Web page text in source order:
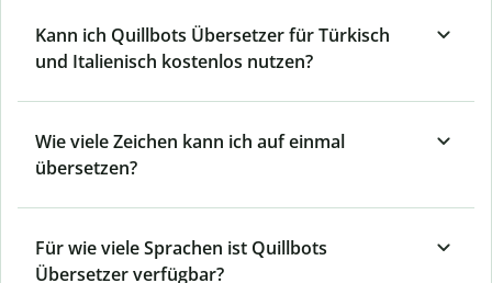
Kann ich Quillbots Übersetzer für Türkisch
und Italienisch kostenlos nutzen?
Wie viele Zeichen kann ich auf einmal
übersetzen?
Für wie viele Sprachen ist Quillbots
Übersetzer verfügbar?